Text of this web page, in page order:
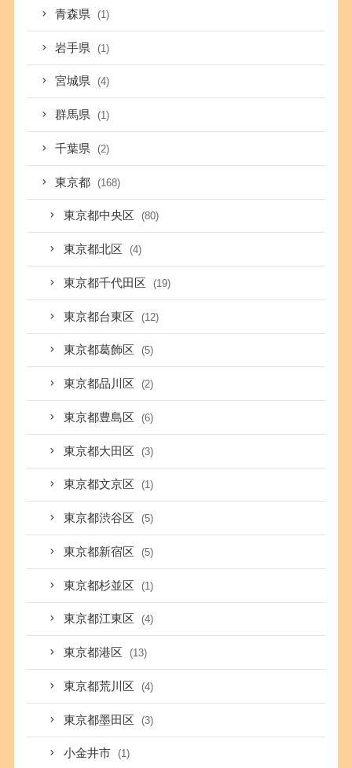
青森県 (1)
岩手県 (1)
宮城県 (4)
群馬県 (1)
千葉県 (2)
東京都 (168)
東京都中央区 (80)
東京都北区 (4)
東京都千代田区 (19)
東京都台東区 (12)
東京都葛飾区 (5)
東京都品川区 (2)
東京都豊島区 (6)
東京都大田区 (3)
東京都文京区 (1)
東京都渋谷区 (5)
東京都新宿区 (5)
東京都杉並区 (1)
東京都江東区 (4)
東京都港区 (13)
東京都荒川区 (4)
東京都墨田区 (3)
小金井市 (1)